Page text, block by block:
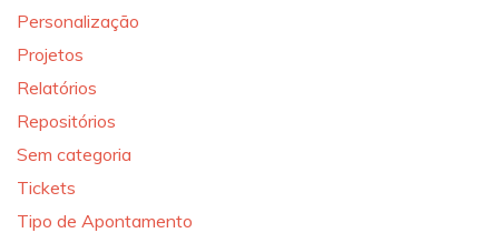
Personalização
Projetos
Relatórios
Repositórios
Sem categoria
Tickets
Tipo de Apontamento